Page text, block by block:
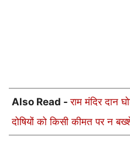
Also Read -राम मंदिर दान
दोषियों को किसी कीमत पर न